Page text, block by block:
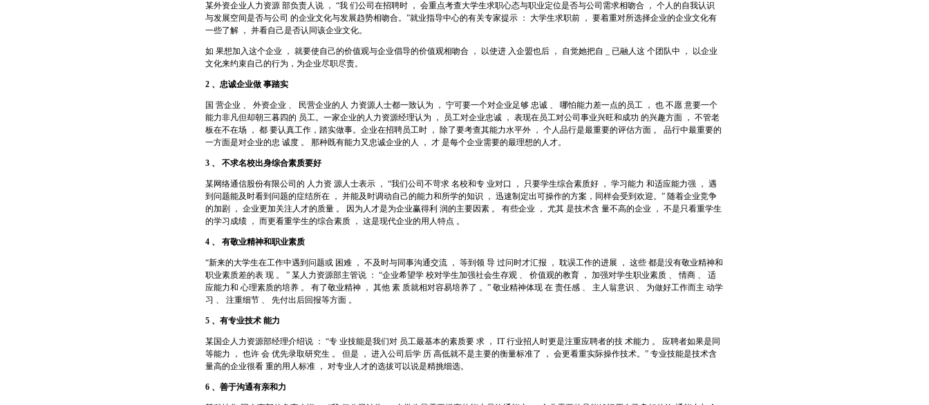
某外资企业人力资源 部负责人说 ， “我 们公司在招聘时 ， 会重点考查大学生求职心态与职业定位是否与公司需求相吻合 ， 个人的自我认识
与发展空间是否与公司 的企业文化与发展趋势相吻合。”就业指导中心的有关专家提示 ： 大学生求职前 ， 要着重对所选择企业的企业文化有
一些了解 ， 并看自己是否认同该企业文化。
如 果想加入这个企业 ， 就要使自己的价值观与企业倡导的价值观相吻合 ， 以使进 入企盟也后 ， 自觉她把自 _ 已融人这 个团队中 ， 以企业
文化来约束自己的行为，为企业尽职尽责。
2 、忠诚企业做 事踏实
国 营企业 、 外资企业 、 民营企业的人 力资源人士都一致认为 ， 宁可要一个对企业足够 忠诚 、 哪怕能力差一点的员工 ， 也 不愿 意要一个
能力非凡但却朝三暮四的 员工。一家企业的人力资源经理认为 ， 员工对企业忠诚 ， 表现在员工对公司事业兴旺和成功 的兴趣方面 ， 不管老
板在不在场 ， 都 要认真工作，踏实做事。企业在招聘员工时 ， 除了要考查其能力水平外 ， 个人品行是最重要的评估方面 。 品行中最重要的
一方面是对企业的忠 诚度 。 那种既有能力又忠诚企业的人 ， 才 是每个企业需要的最理想的人才。
3 、 不求名校出身综合素质要好
某网络通信股份有限公司的 人力资 源人士表示 ， “我们公司不苛求 名校和专 业对口 ， 只要学生综合素质好 ， 学习能力 和适应能力强 ， 遇
到问题能及时看到问题的症结所在 ， 并能及时调动自己的能力和所学的知识 ， 迅速制定出可操作的方案，同样会受到欢迎。” 随着企业竞争
的加剧 ， 企业更加关注人才的质量 。 因为人才是为企业赢得利 润的主要因素 。 有些企业 ， 尤其 是技术含 量不高的企业 ， 不是只看重学生
的学习成绩 ， 而更看重学生的综合素质 ， 这是现代企业的用人特点 。
4 、 有敬业精神和职业素质
“新来的大学生在工作中遇到问题或 困难 ， 不及时与同事沟通交流 ， 等到领 导 过问时才汇报 ， 耽误工作的进展 ， 这些 都是没有敬业精神和
职业素质差的表 现 。 ” 某人力资源部主管说 ： “企业希望学 校对学生加强社会生存观 、 价值观的教育 ， 加强对学生职业素质 、 情商 、 适
应能力和 心理素质的培养 。 有了敬业精神 ， 其他 素 质就相对容易培养了 。” 敬业精神体现 在 责任感 、 主人翁意识 、 为做好工作而主 动学
习 、 注重细节 、 先付出后回报等方面 。
5 、有专业技术 能力
某国企人力资源部经理介绍说 ： “专 业技能是我们对 员工最基本的素质要 求 ， IT 行业招人时更是注重应聘者的技 术能力 。 应聘者如果是同
等能力 ， 也许 会 优先录取研究生 。 但是 ， 进入公司后学 历 高低就不是主要的衡量标准了 ， 会更看重实际操作技术。” 专业技能是技术含
量高的企业很看 重的用人标准 ， 对专业人才的选拔可以说是精挑细选。
6 、善于沟通有亲和力